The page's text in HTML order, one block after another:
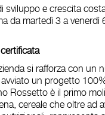
sviluppo e crescita
da martedì 3 a venerdì
si rafforza con un
un progetto
Rossetto è il primo
, cereale che oltre ad